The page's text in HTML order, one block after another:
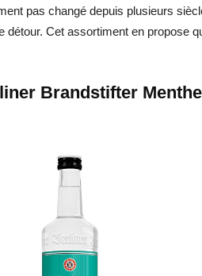
pas changé depuis plusieurs
détour. Cet assortiment en propose
Brandstifter